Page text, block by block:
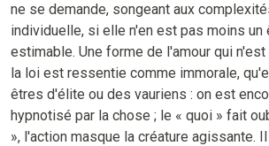
ne se demande, songeant aux
individuelle, si elle n'en est pas moins
estimable. Une forme de l'amour qui
la loi est ressentie comme immorale,
êtres d'élite ou des vauriens : on est
hypnotisé par la chose ; le « quoi » fait
», l'action masque la créature agissante.